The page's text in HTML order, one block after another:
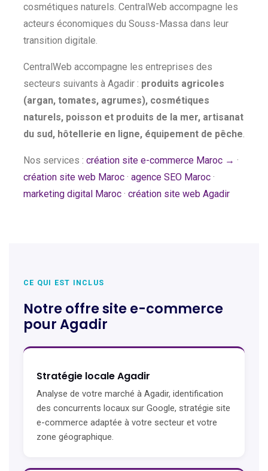
cosmétiques naturels. CentralWeb accompagne les
acteurs économiques du Souss-Massa dans leur
transition digitale.
CentralWeb accompagne les entreprises des
secteurs suivants à Agadir : produits agricoles
(argan, tomates, agrumes), cosmétiques
naturels, poisson et produits de la mer, artisanat
du sud, hôtellerie en ligne, équipement de pêche.
Nos services : création site e-commerce Maroc → ·
création site web Maroc · agence SEO Maroc ·
marketing digital Maroc · création site web Agadir
CE QUI EST INCLUS
Notre offre site e-commerce
pour Agadir
Stratégie locale Agadir
Analyse de votre marché à Agadir, identification
des concurrents locaux sur Google, stratégie site
e-commerce adaptée à votre secteur et votre
zone géographique.